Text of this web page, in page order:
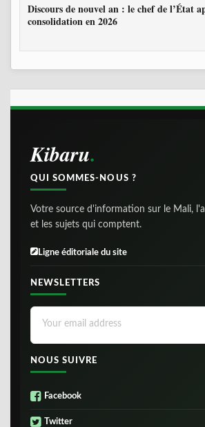
Discours de nouvel an : le chef de l’État
consolidation en 2026
Kibaru
QUI SOMMES-NOUS ?
Votre source d'information sur le Mali,
et les sujets qui comptent.
Ligne éditoriale du site
NEWSLETTERS
NOUS SUIVRE
Facebook
Twitter